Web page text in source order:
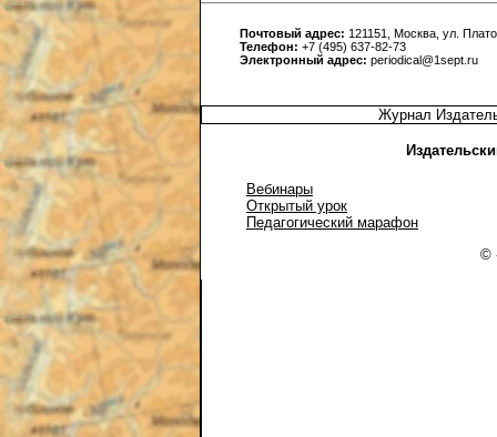
Почтовый адрес: 121151, Москва, ул.
Телефон: +7 (495) 637-82-73
Электронный адрес: periodical@1sept.ru
Журнал
Вебинары
Открытый урок
Педагогический марафон
©